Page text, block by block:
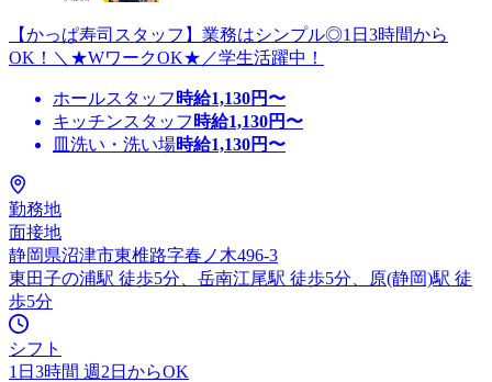
【かっぱ寿司スタッフ】業務はシンプル◎1日3時間から
OK！＼★WワークOK★／学生活躍中！
ホールスタッフ 時給1,130円〜
キッチンスタッフ 時給1,130円〜
皿洗い・洗い場時給1,130円〜
勤務地
面接地
静岡県沼津市東椎路字春ノ木496-3
東田子の浦駅 徒歩5分、岳南江尾駅 徒歩5分、原(静岡)駅 徒
歩5分
シフト
1日3時間 週2日からOK